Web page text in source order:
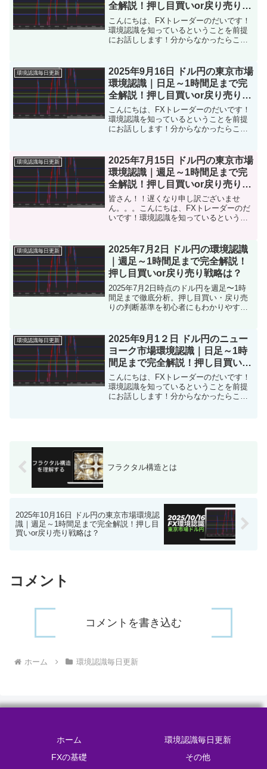
全解説！押し目買いor戻り売り戦
略は？
こんにちは、FXトレーダーのだいです！
環境認識を知っているということを前提
にお話しします！分からなかったらこち
た。トレード前に「目線の確認」「戦略
の立て直し」にお使...
環境認識毎日更新
2025年9月16日 ドル円の東京市場
環境認識｜日足～1時間足まで完
全解説！押し目買いor戻り売り戦
略は？
こんにちは、FXトレーダーのだいです！
環境認識を知っているということを前提
にお話しします！分からなかったらこち
た。トレード前に「目線の確認」「戦略
の立て直し」にお使...
環境認識毎日更新
2025年7月15日 ドル円の東京市場
環境認識｜週足～1時間足まで完
全解説！押し目買いor戻り売り戦
略は？
皆さん！！遅くなり申し訳ございませ
ん。。。こんにちは、FXトレーダーのだ
いです！環境認識を知っているというこ
日ニューヨーク市場】のドル円の環境認
識をまとめました。...
環境認識毎日更新
2025年7月2日 ドル円の環境認識
｜週足～1時間足まで完全解説！
押し目買いor戻り売り戦略は？
2025年7月2日時点のドル円を週足〜1時
間足まで徹底分析。押し目買い・戻り売
りの判断基準を初心者にもわかりやすく
環境認識毎日更新
2025年9月1２日 ドル円のニュー
ヨーク市場環境認識｜日足～1時
間足まで完全解説！押し目買いor
戻り売り戦略は？
こんにちは、FXトレーダーのだいです！
環境認識を知っているということを前提
にお話しします！分からなかったらこち
フラクタル構造とは
2025年10月16日 ドル円の東京市場環境認
識｜週足～1時間足まで完全解説！押し目
買いor戻り売り戦略は？
コメント
コメントを書き込む
ホーム 環境認識毎日更新
ホーム
環境認識毎日更新
FXの基礎
その他